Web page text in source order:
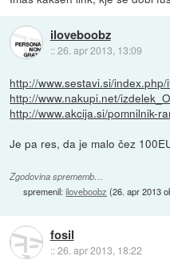
iloveboobz
::26. apr 2013, 13:09
http://www.sestavi.si/index.php/
http://www.nakupi.net/
http://www.akcija.si/pomnilnik-
Je pa res, da je malo čez
Zgodovina sprememb…
spremenil:iloveboobz (26. apr 2013
fosil
::26. apr 2013, 18:22